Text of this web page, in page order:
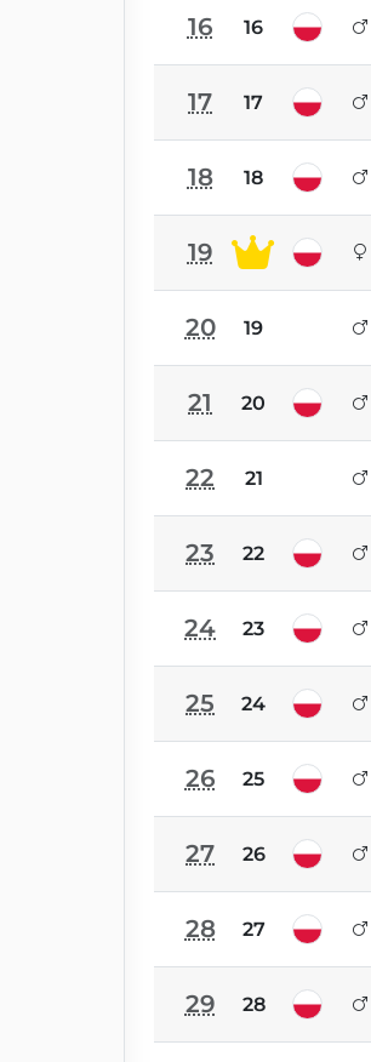
16 16
17 17
18 18
19
20 19
21 20
22 21
23 22
24 23
25 24
26 25
27 26
28 27
29 28